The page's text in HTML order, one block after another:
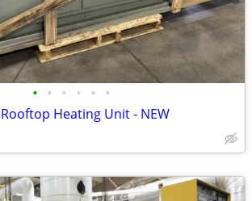
• • • • • •
Heating Unit - NEW